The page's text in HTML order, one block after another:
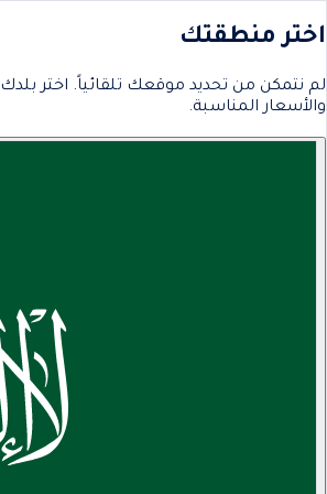
اختر منطقتك
لم نتمكن من تحديد موقعك تلقائياً. اختر
والأسعار المناسبة.